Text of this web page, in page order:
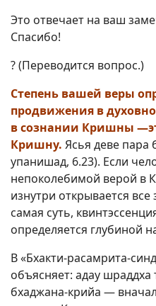
Это отвечает на ваш
Спасибо!
? (Переводится вопрос.)
Степень вашей веры
продвижения в
в сознании Кришны
Кришну. Ясья деве пара
упанишад, 6.23). Если
непоколебимой верой в
изнутри открывается
самая суть,
определяется глубиной
В «Бхакти-расамрита-
объясняет: адау шраддха
бхаджана-крийа —